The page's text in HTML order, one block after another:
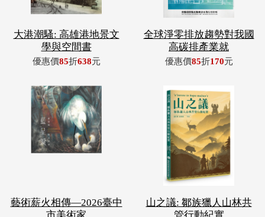
大港潮騷: 高雄港地景文
學與空間書
優惠價85折638元
全球淨零排放趨勢對我國
高碳排產業就
優惠價85折170元
藝術薪火相傳—2026臺中
山之議: 鄒族獵人山林共